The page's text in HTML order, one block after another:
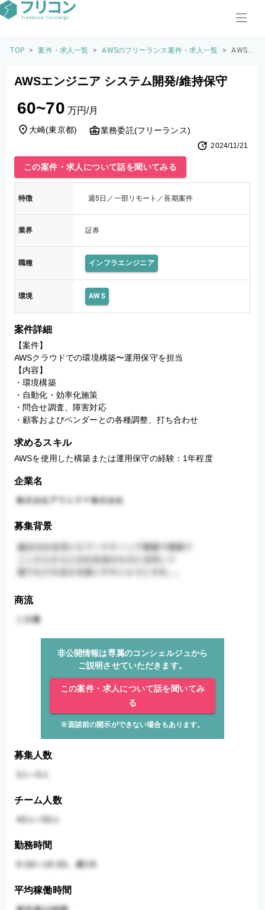
TOP > 案件・求人一覧 > AWSのフリーランス案件・求人一覧 >
AWS
AWSエンジニア システム開発/維持保守
60~70 万円/月
大崎(東京都) 業務委託(フリーランス)
2024/11/21
この案件・求人について話を聞いてみる
特徴 週5日／一部リモート／長期案件
業界 証券
職種 インフラエンジニア
環境 AWS
案件詳細
【案件】
AWSクラウドでの環境構築〜運用保守を担当
【内容】
・環境構築
・自動化・効率化施策
・問合せ調査、障害対応
・顧客およびベンダーとの各種調整、打ち合わせ
求めるスキル
AWSを使用した構築または運用保守の経験：1年程度
企業名
募集背景
商流
非公開情報は専属のコンシェルジュから
ご説明させていただきます。
この案件・求人について話を聞いてみ
る
※面談前の開示ができない場合もあります。
募集人数
チーム人数
勤務時間
平均稼働時間